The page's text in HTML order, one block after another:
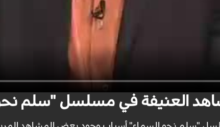
العنيفة في مسلسل "سلم